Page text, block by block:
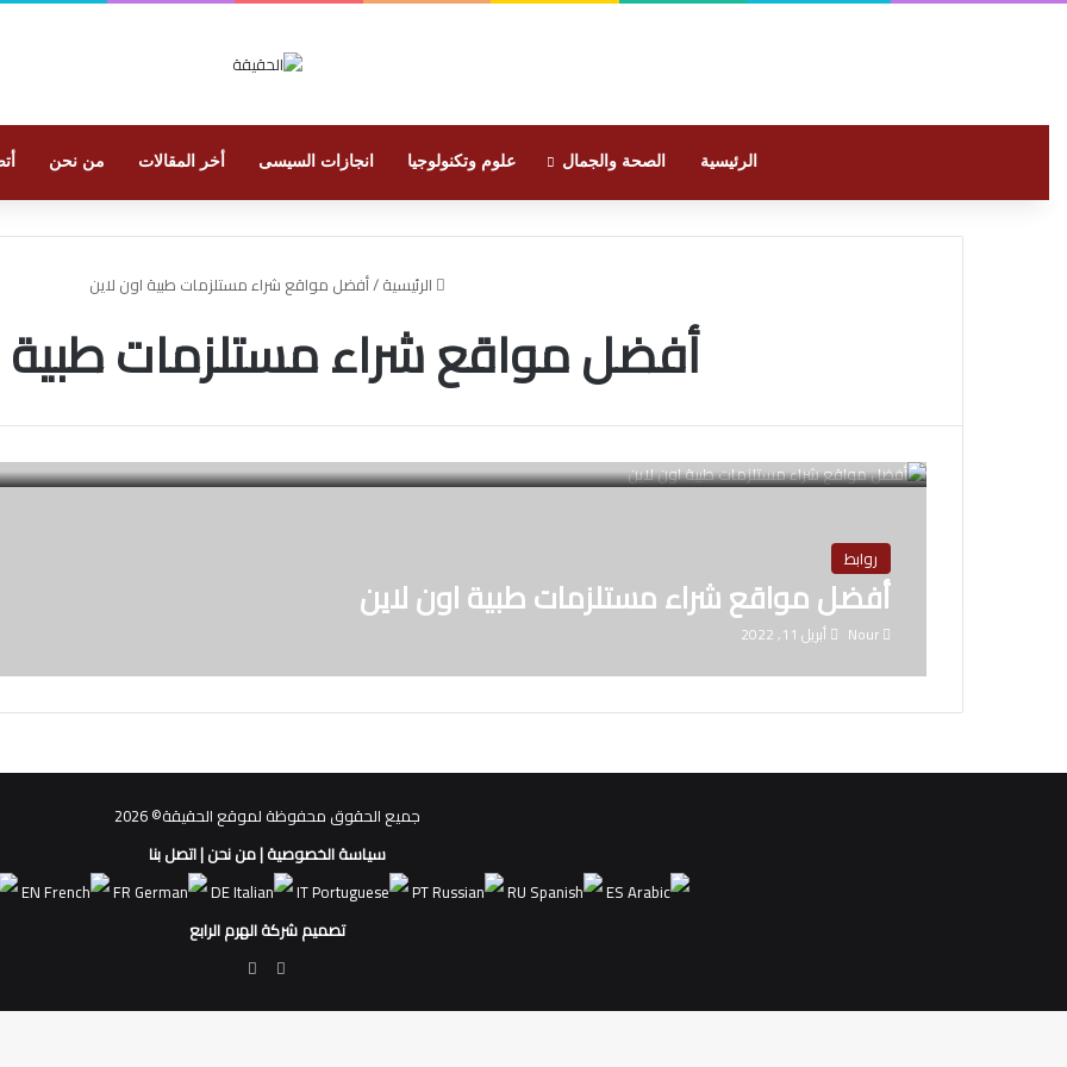
الرئيسية الصحة والجمال علوم وتكنولوجيا انجازات السيسى أخر المقالات من نحن
الرئيسية/أفضل مواقع شراء مستلزمات طبية اون لاين
أفضل مواقع شراء مستلزمات طبية
روابط
أفضل مواقع شراء مستلزمات طبية اون لاين
Nour أبريل 11, 2022
جميع الحقوق محفوظة لموقع الحقيقة© 2026
سياسة الخصوصية|من نحن|اتصل بنا
EN FR DE IT PT RU
ES
تصميم شركة الهرم الرابع
فيسبوك